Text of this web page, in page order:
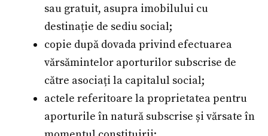
sau gratuit, asupra imobilului cu
destinație de sediu social;
copie după dovada privind efectuarea
vărsămintelor aporturilor subscrise de
către asociați la capitalul social;
actele referitoare la proprietatea pentru
aporturile în natură subscrise și vărsate în